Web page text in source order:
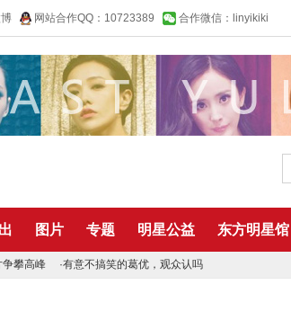
网站合作QQ：10723389 合作微信：linyikiki
图片 专题 明星公益 东方明星馆
争攀高峰 ·有意不搞笑的葛优，观众认吗